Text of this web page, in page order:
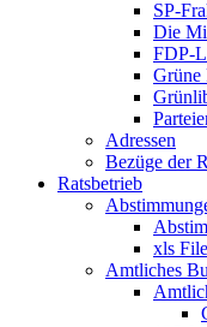
SP-
Die
FDP-
Grüne
Adressen
Bezüge der
Ratsbetrieb
xls
Amtliches